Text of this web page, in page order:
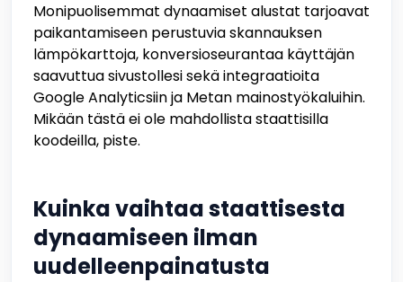
Monipuolisemmat dynaamiset alustat tarjoavat
paikantamiseen perustuvia skannauksen
lämpökarttoja, konversioseurantaa käyttäjän
saavuttua sivustollesi sekä integraatioita
Google Analyticsiin ja Metan mainostyökaluihin.
Mikään tästä ei ole mahdollista staattisilla
koodeilla, piste.
Kuinka vaihtaa staattisesta
dynaamiseen ilman
uudelleenpainatusta